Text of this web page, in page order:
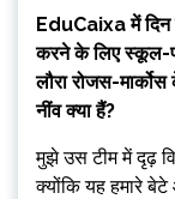
EduCaixa में दिन
करने के लिए स्कूल-
लौरा रोजस-
नींव क्या हैं?
मुझे उस टीम में दृढ़
क्योंकि यह हमारे